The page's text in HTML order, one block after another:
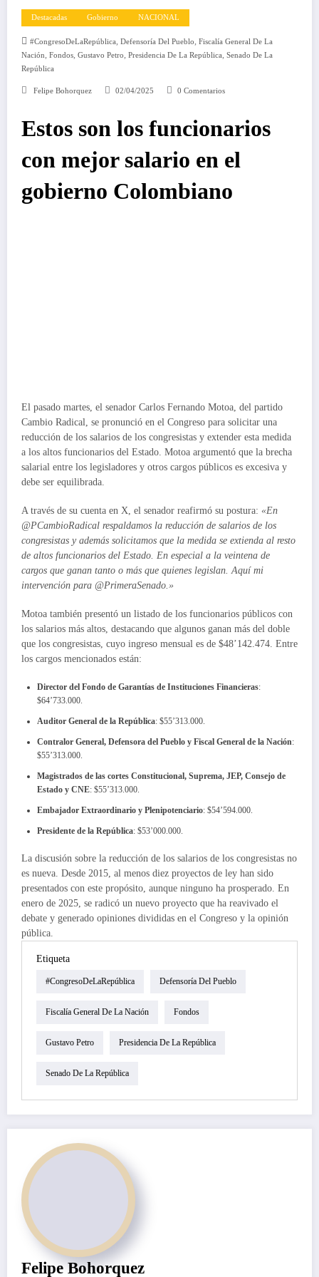
Destacadas Gobierno NACIONAL
#CongresoDeLaRepública Defensoría Del Pueblo
Fiscalía General De La
Nación
Fondos Gustavo Petro Presidencia De La República
Senado De La
República
Felipe Bohorquez 02/04/2025 0 Comentarios
Estos son los funcionarios
con mejor salario en el
gobierno Colombiano
El pasado martes, el senador Carlos Fernando Motoa, del partido
Cambio Radical, se pronunció en el Congreso para solicitar una
reducción de los salarios de los congresistas y extender esta medida
a los altos funcionarios del Estado. Motoa argumentó que la brecha
salarial entre los legisladores y otros cargos públicos es excesiva y
debe ser equilibrada.
A través de su cuenta en X, el senador reafirmó su postura: «En
@PCambioRadical respaldamos la reducción de salarios de los
congresistas y además solicitamos que la medida se extienda al resto
de altos funcionarios del Estado. En especial a la veintena de
cargos que ganan tanto o más que quienes legislan. Aquí mi
intervención para @PrimeraSenado.»
Motoa también presentó un listado de los funcionarios públicos con
los salarios más altos, destacando que algunos ganan más del doble
que los congresistas, cuyo ingreso mensual es de $48’142.474. Entre
los cargos mencionados están:
Director del Fondo de Garantías de Instituciones Financieras:
$64’733.000.
Auditor General de la República: $55’313.000.
Contralor General, Defensora del Pueblo y Fiscal General de la Nación:
$55’313.000.
Magistrados de las cortes Constitucional, Suprema, JEP, Consejo de
Estado y CNE: $55’313.000.
Embajador Extraordinario y Plenipotenciario: $54’594.000.
Presidente de la República: $53’000.000.
La discusión sobre la reducción de los salarios de los congresistas no
es nueva. Desde 2015, al menos diez proyectos de ley han sido
presentados con este propósito, aunque ninguno ha prosperado. En
enero de 2025, se radicó un nuevo proyecto que ha reavivado el
debate y generado opiniones divididas en el Congreso y la opinión
pública.
Etiqueta
#CongresoDeLaRepública Defensoría Del Pueblo
Fiscalía General De La Nación Fondos
Gustavo Petro Presidencia De La República
Senado De La República
Felipe Bohorquez